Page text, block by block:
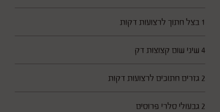
1 בצל חתוך לרצועות דקות
4 שיני שום קצוצות דק
2 גזרים חתוכים לרצועות דקות
2 גבעולי סלרי פרוסים